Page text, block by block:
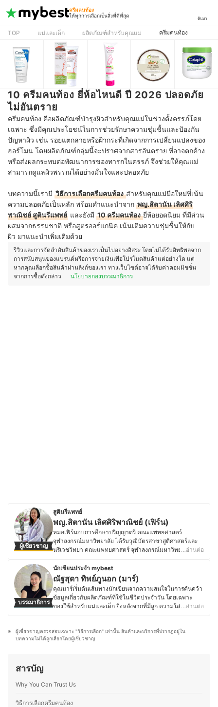
ครีมคนท้อง
ให้ทุกการเลือกเป็นสิ่งที่ดีที่สุด
ค้นหา
TOP แม่และเด็ก ผลิตภัณฑ์สำหรับคุณแม่ ครีมคนท้อง
10 ครีมคนท้อง ยี่ห้อไหนดี ปี 2026 ปลอดภัย
ไม่อันตราย
ครีมคนท้อง คือผลิตภัณฑ์บำรุงผิวสำหรับคุณแม่ในช่วงตั้งครรภ์โดย
เฉพาะ ซึ่งมีคุณประโยชน์ในการช่วยรักษาความชุ่มชื้นและป้องกัน
ปัญหาผิว เช่น รอยแตกลายหรือฝ้ากระที่เกิดจากการเปลี่ยนแปลงของ
ฮอร์โมน โดยผลิตภัณฑ์กลุ่มนี้จะปราศจากสารอันตราย ที่อาจตกค้าง
หรือส่งผลกระทบต่อพัฒนาการของทารกในครรภ์ จึงช่วยให้คุณแม่
สามารถดูแลผิวพรรณได้อย่างมั่นใจและปลอดภัย
บทความนี้เรามี วิธีการเลือกครีมคนท้องสำหรับคุณแม่มือใหม่ที่เน้น
ความปลอดภัยเป็นหลัก พร้อมคำแนะนำจาก พญ.สิตานัน เลิศศิริ
พาณิชย์ สูตินรีแพทย์ และยังมี 10 ครีมคนท้องยี่ห้อยอดนิยม ที่มีส่วน
ผสมจากธรรมชาติ หรือสูตรออร์แกนิค เน้นเติมความชุ่มชื้นให้กับ
ผิว มาแนะนำเพิ่มเติมด้วย
รีวิวและการจัดลำดับสินค้าของเราเป็นไปอย่างอิสระ โดยไม่ได้รับอิทธิพลจาก
การสนับสนุนของแบรนด์หรือการจ่ายเงินเพื่อโปรโมตสินค้าแต่อย่างใด แต่
หากคุณเลือกซื้อสินค้าผ่านลิงก์ของเรา ทางเว็บไซต์อาจได้รับค่าคอมมิชชั่น
จากการซื้อดังกล่าว
นโยบายกองบรรณาธิการ
ผู้เชี่ยวชาญ
สูตินรีแพทย์
พญ.สิตานัน เลิศศิริพาณิชย์ (เฟิร์น)
หมอเฟิร์นจบการศึกษาปริญญาตรี คณะแพทยศาสตร์
จุฬาลงกรณ์มหาวิทยาลัย ได้รับวุฒิบัตรสาขาสูติศาสตร์และ
นรีเวชวิทยา คณะแพทยศาสตร์ จุฬาลงกรณ์มหาวิทยาลัยและ
จุฬาลงกรณ์ สภากาชาดไทย ปัจจุบันหมอเฟิร์นเป็นแพทย์ผู้
เชี่ยวชาญด้านสูตินรีเวชศาสตร์และเวชศาสตร์การเจริญพันธุ์
ออกตรวจรักษาโรคสูตินรีเวชทั่วไป คอยให้คำปรึกษาด้านการ
มีบุตรยาก โรคต่อมไร้ท่อนรีเวชและภาวะวัยหมดระดู รวมทั้ง
ยังดำรงตำแหน่งเป็นอาจารย์แพทย์ที่โรงพยาบาลราชวิถี
สถาบันร่วมผลิตแพทย์ กรมการแพทย์-มหาวิทยาลัยรังสิตอีก
ประสบการณ์ในการดูแลสตรีตั้งครรภ์และสตรีที่มีปัญหาทาง
นรีเวช เช่น โรคติดเชื้อทางเพศสัมพันธ์ โรคเนื้องอกมดลูกและ
หลอดแก้วและผ่าตัดรักษาโรคทางนรีเวชได้อย่างครบวงจรอีก
ประวัติของ พญ.สิตานัน เลิศศิริพาณิชย์ (เฟิร์น)
…อ่านต่อ
บรรณาธิการ
นักเขียนประจำ mybest
ณัฐสุดา ทิพย์ภูนอก (มาร์)
คุณมาร์เริ่มต้นเส้นทางนักเขียนจากความสนใจในการค้นคว้า
ข้อมูลเกี่ยวกับผลิตภัณฑ์ที่ใช้ในชีวิตประจำวัน โดยเฉพาะ
ของใช้สำหรับแม่และเด็ก ยิ่งหลังจากที่มีลูก ความใส่ใจในการ
คุณมาร์ศึกษาอย่างละเอียดเกี่ยวกับของใช้เด็ก ตั้งแต่ขวดนม
ผ้าอ้อม อุปกรณ์เสริมต่าง ๆ ไปจนถึงครีมบำรุงผิวสำหรับทารก
ลูกได้อย่างเต็มที่ จึงสนใจเรื่องเครื่องสำอางและสกินแคร์ที่
ผลิตภัณฑ์ที่ปลอดภัย ไม่มีสารอันตราย เพื่อช่วยฟื้นฟูผิวพรรณ
…อ่านต่อ
ผู้เชี่ยวชาญตรวจสอบเฉพาะ "วิธีการเลือก" เท่านั้น สินค้าและบริการที่ปรากฏอยู่ใน
บทความไม่ได้ถูกเลือกโดยผู้เชี่ยวชาญ
สารบัญ
Why You Can Trust Us
วิธีการเลือกครีมคนท้อง